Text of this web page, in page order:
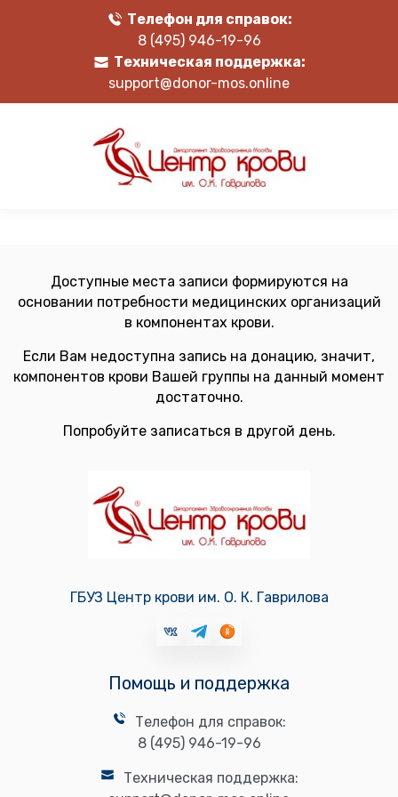
Телефон для справок:
8 (495) 946-19-96
Техническая поддержка:
support@donor-mos.online
Доступные места записи формируются на
основании потребности медицинских организаций
в компонентах крови.
Если Вам недоступна запись на донацию, значит,
компонентов крови Вашей группы на данный момент
достаточно.
Попробуйте записаться в другой день.
ГБУЗ Центр крови им. О. К. Гаврилова
Помощь и поддержка
Телефон для справок:
8 (495) 946-19-96
Техническая поддержка: